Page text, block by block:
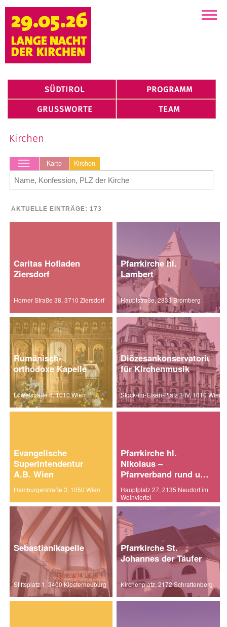
Kirchen
SÜDTIROL PROGRAMM
GRUSSWORTE TEAM
Karte Kirchen
Caritas Hofladen
Ziersdorf
Horner Straße 38, 3710 Ziersdorf
Pfarrkirche hl.
Lambert
Hauptstraße, 2833 Bromberg
Rumänisch-
orthodoxe Kapelle
Löwelstraße 8, 1010 Wien
Diözesankonservatorium
für Kirchenmusik
Stock-im-Eisen-Platz 3/IV, 1010 Wien
Evangelische
Superintendentur
A.B. Wien
Hamburgerstraße 3, 1050 Wien
Pfarrkirche hl.
Nikolaus –
Pfarrverband rund um
Laa
Hauptplatz 27, 2135 Neudorf im
Weinviertel
Sebastianikapelle
Stiftsplatz 1, 3400 Klosterneuburg
Pfarrkirche St.
Johannes der Täufer
Kirchenplatz, 2172 Schrattenberg